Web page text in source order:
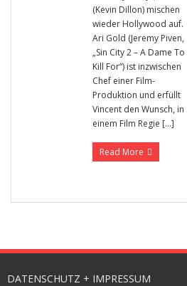
(Kevin Dillon) mischen
wieder Hollywood auf.
Ari Gold (Jeremy Piven,
„Sin City 2 – A Dame To
Kill For“) ist inzwischen
Chef einer Film-
Produktion und erfüllt
Vincent den Wunsch, in
einem Film Regie […]
Read More
DATENSCHUTZ + IMPRESSUM